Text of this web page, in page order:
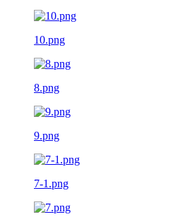
10.png
8.png
9.png
7-1.png